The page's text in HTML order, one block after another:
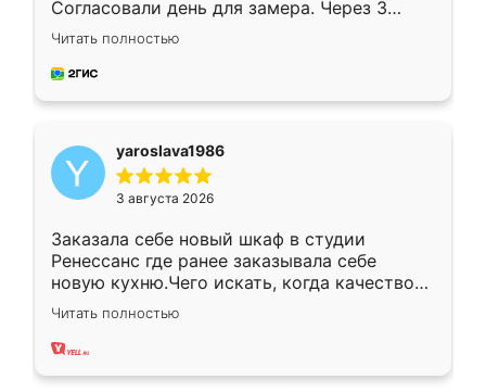
Согласовали день для замера. Через 3
недели кухня была уже готова. Остались
довольны работой. Спасибо Ренессанс
мебель за качественную работу!
Читать полностью
yaroslava1986
3 августа 2026
Заказала себе новый шкаф в студии
Ренессанс где ранее заказывала себе
новую кухню.Чего искать, когда качеством
вполне довольна. Служит кухня уже почти
два года, нареканий нет.
Читать полностью